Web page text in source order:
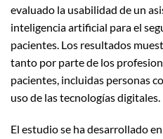
evaluado la usabilidad de un
inteligencia artificial para el
pacientes. Los resultados
tanto por parte de los
pacientes, incluidas personas
uso de las tecnologías digitales.
El estudio se ha desarrollado